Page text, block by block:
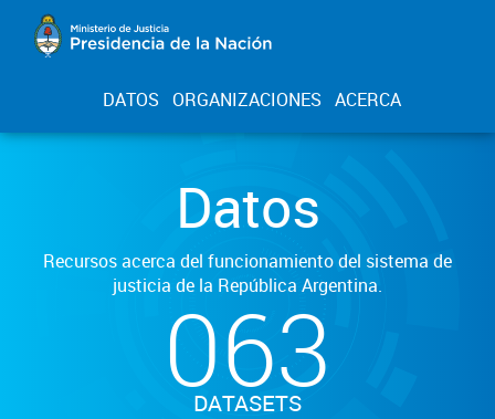
DATOS ORGANIZACIONES ACERCA
Datos
Recursos acerca del funcionamiento del sistema de
justicia de la República Argentina.
063
DATASETS